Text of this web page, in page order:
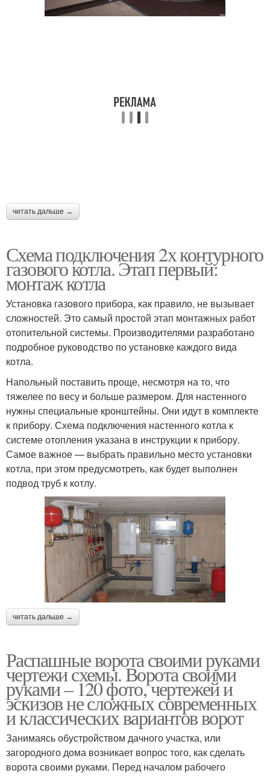
читать дальше →
Схема подключения 2х контурного
газового котла. Этап первый:
монтаж котла
Установка газового прибора, как правило, не вызывает
сложностей. Это самый простой этап монтажных работ
отопительной системы. Производителями разработано
подробное руководство по установке каждого вида
котла.
Напольный поставить проще, несмотря на то, что
тяжелее по весу и больше размером. Для настенного
нужны специальные кронштейны. Они идут в комплекте
к прибору. Схема подключения настенного котла к
системе отопления указана в инструкции к прибору.
Самое важное — выбрать правильно место установки
котла, при этом предусмотреть, как будет выполнен
подвод труб к котлу.
читать дальше →
Распашные ворота своими руками
чертежи схемы. Ворота своими
руками – 120 фото, чертежей и
эскизов не сложных современных
и классических вариантов ворот
Занимаясь обустройством дачного участка, или
загородного дома возникает вопрос того, как сделать
ворота своими руками. Перед началом рабочего